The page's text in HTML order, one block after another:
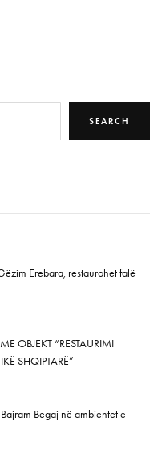
SEARCH
Erebara, restaurohet falë
OBJEKT “RESTAURIMI
SHQIPTARË”
Begaj në ambientet e